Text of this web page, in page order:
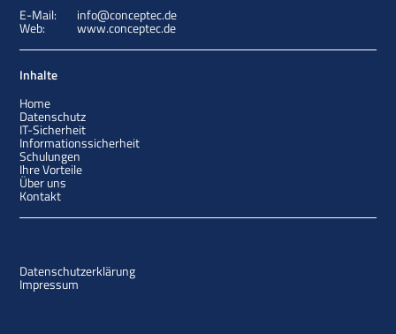
E-Mail:
info@conceptec.de
Web: www.conceptec.de
Inhalte
Home
Datenschutz
IT-Sicherheit
Informationssicherheit
Schulungen
Ihre Vorteile
Über uns
Kontakt
Datenschutzerklärung
Impressum